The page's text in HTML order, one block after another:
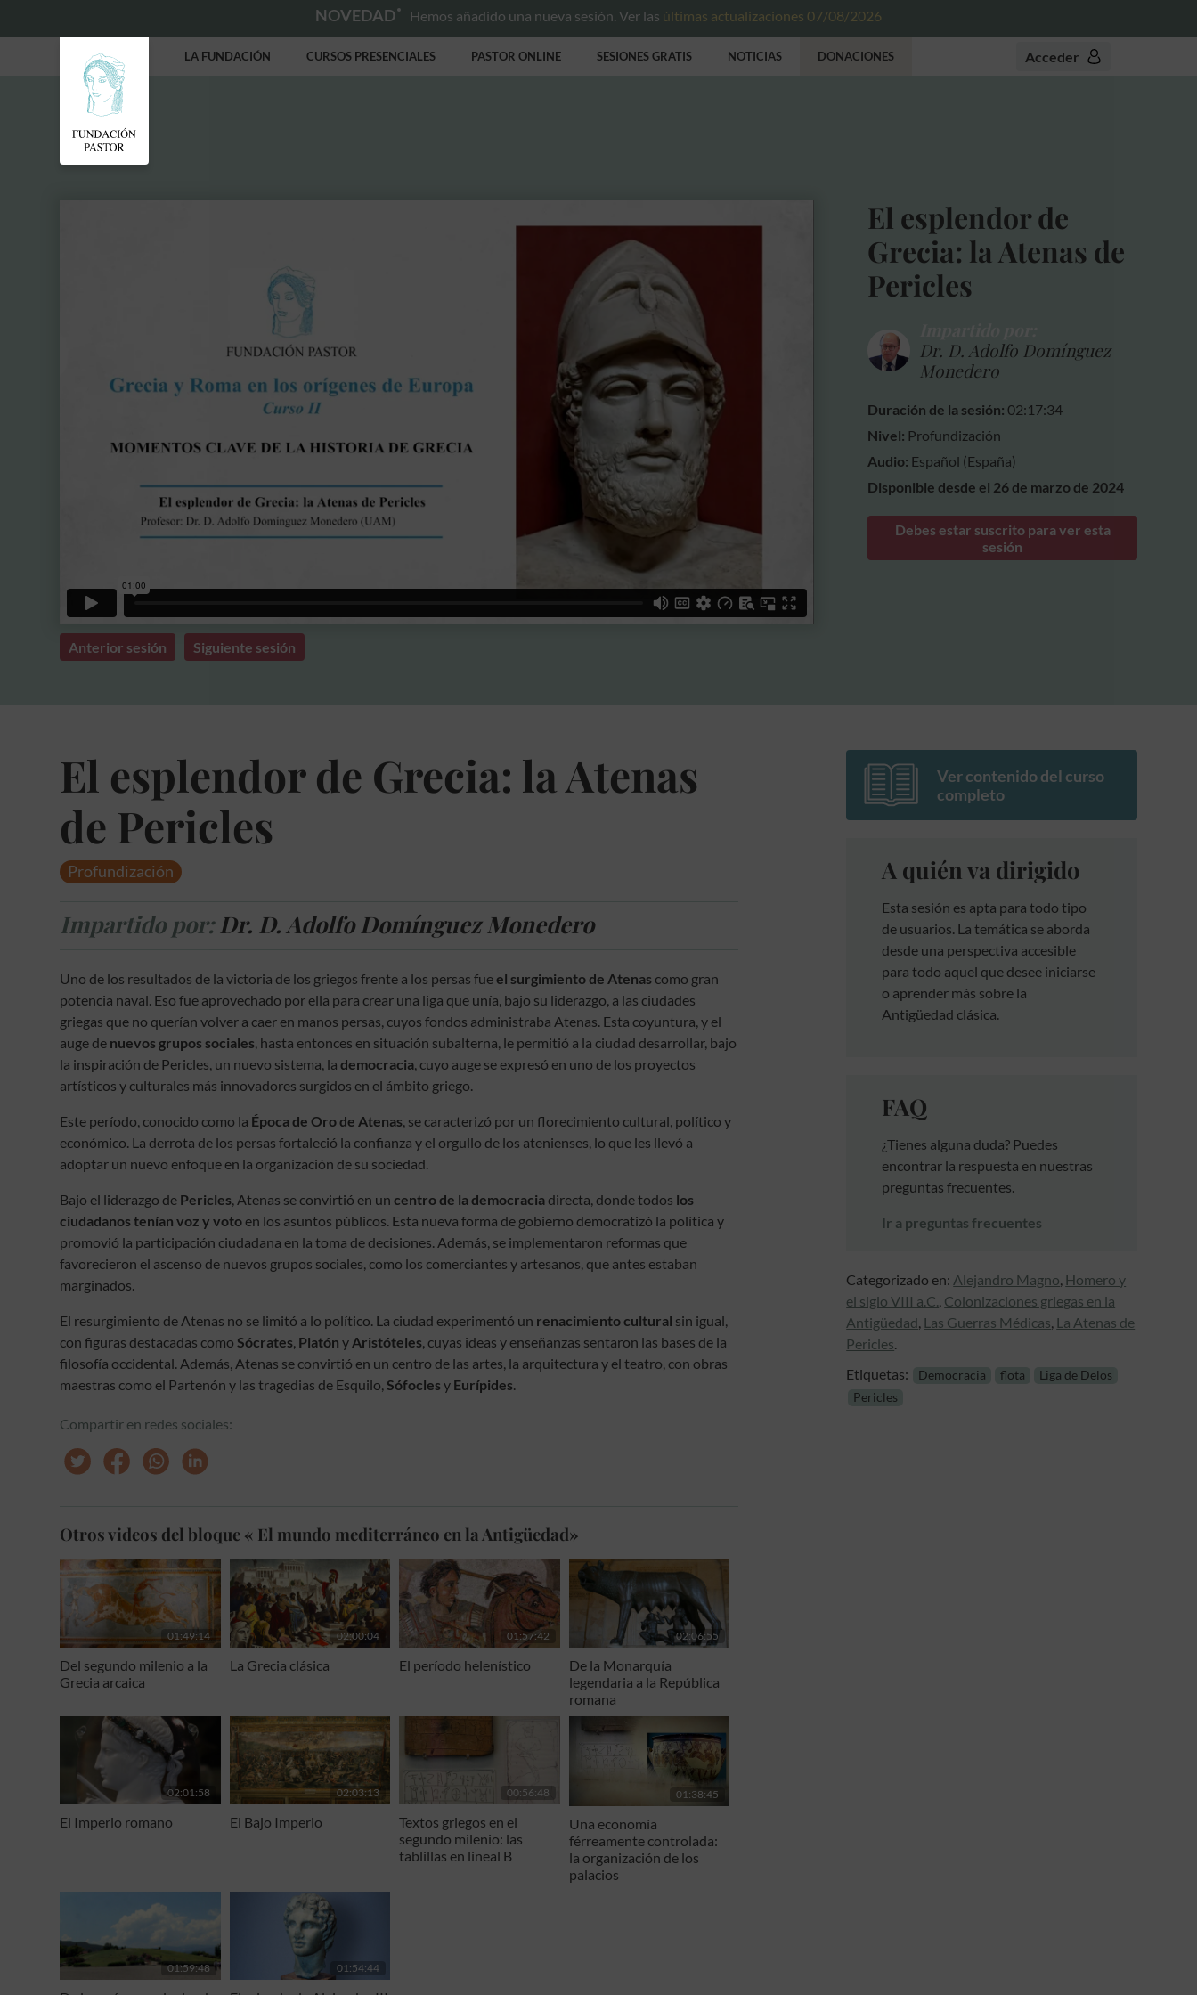
NOVEDAD Hemos añadido una nueva sesión. Ver las últimas actualizaciones 07/08/2026
LA FUNDACIÓN CURSOS PRESENCIALES PASTOR ONLINE SESIONES GRATIS NOTICIAS DONACIONES Acceder
El esplendor de
Grecia: la Atenas de
Pericles
Dr. D. Adolfo Domínguez
Monedero
Duración de la sesión: 02:17:34
Nivel: Profundización
Audio: Español (España)
Disponible desde el 26 de marzo de 2024
Debes estar suscrito para ver esta
sesión
Anterior sesión Siguiente sesión
El esplendor de Grecia: la Atenas
de Pericles
Profundización
Impartido por: Dr. D. Adolfo Domínguez Monedero
Uno de los resultados de la victoria de los griegos frente a los persas fueel surgimiento de Atenas como gran
potencia naval. Eso fue aprovechado por ella para crear una liga que unía, bajo su liderazgo, a las ciudades
griegas que no querían volver a caer en manos persas, cuyos fondos administraba Atenas. Esta coyuntura, y el
auge de nuevos grupos sociales, hasta entonces en situación subalterna, le permitió a la ciudad desarrollar, bajo
la inspiración de Pericles, un nuevo sistema, lademocracia, cuyo auge se expresó en uno de los proyectos
artísticos y culturales más innovadores surgidos en el ámbito griego.
Este período, conocido como la Época de Oro de Atenas, se caracterizó por un florecimiento cultural, político y
económico. La derrota de los persas fortaleció la confianza y el orgullo de los atenienses, lo que les llevó a
adoptar un nuevo enfoque en la organización de su sociedad.
Bajo el liderazgo de Pericles, Atenas se convirtió en uncentro de la democracia directa, donde todos los
ciudadanos tenían voz y voto en los asuntos públicos. Esta nueva forma de gobierno democratizó la política y
promovió la participación ciudadana en la toma de decisiones. Además, se implementaron reformas que
favorecieron el ascenso de nuevos grupos sociales, como los comerciantes y artesanos, que antes estaban
marginados.
El resurgimiento de Atenas no se limitó a lo político. La ciudad experimentó un renacimiento cultural sin igual,
con figuras destacadas comoSócrates, Platón y Aristóteles, cuyas ideas y enseñanzas sentaron las bases de la
filosofía occidental. Además, Atenas se convirtió en un centro de las artes, la arquitectura y el teatro, con obras
maestras como el Partenón y las tragedias de Esquilo,Sófoclesy Eurípides.
Compartir en redes sociales:
Otros videos del bloque « El mundo mediterráneo en la Antigüedad»
01:49:14
Del segundo milenio a la
Grecia arcaica
02:00:04
La Grecia clásica
01:57:42
El período helenístico
02:06:55
De la Monarquía
legendaria a la República
romana
02:01:58
El Imperio romano
02:03:13
El Bajo Imperio
00:56:48
Textos griegos en el
segundo milenio: las
tablillas en lineal B
01:38:45
Una economía
férreamente controlada:
la organización de los
palacios
01:59:48 01:54:44
Ver contenido del curso
completo
A quién va dirigido
Esta sesión es apta para todo tipo
de usuarios. La temática se aborda
desde una perspectiva accesible
para todo aquel que desee iniciarse
o aprender más sobre la
Antigüedad clásica.
FAQ
¿Tienes alguna duda? Puedes
encontrar la respuesta en nuestras
preguntas frecuentes.
Ir a preguntas frecuentes
Categorizado en: Alejandro Magno, Homero y
el siglo VIII a.C., Colonizaciones griegas en la
Antigüedad, Las Guerras Médicas, La Atenas de
Pericles.
Etiquetas:
Democracia flota
Liga de Delos
Pericles